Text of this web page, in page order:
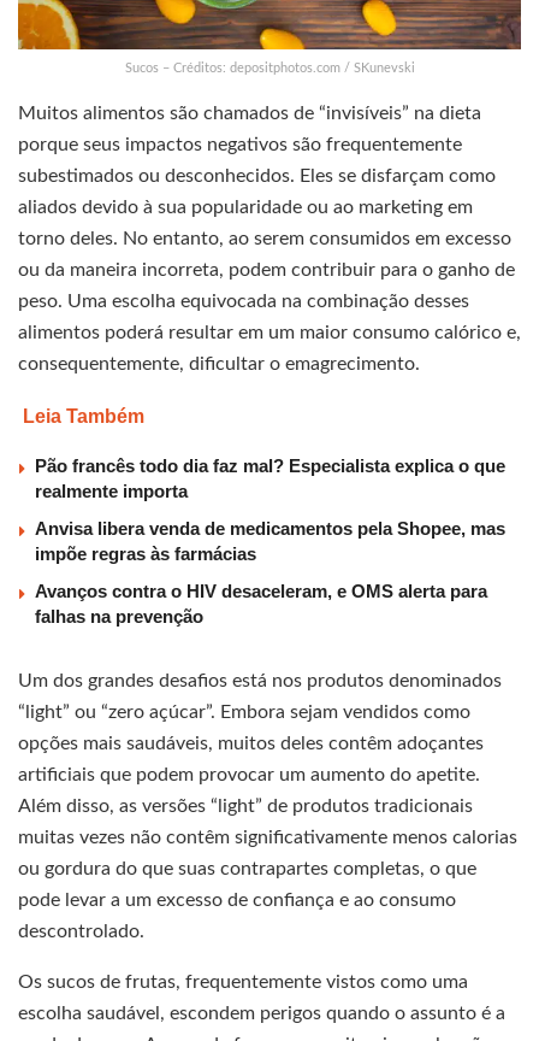
Sucos – Créditos: depositphotos.com / SKunevski
Muitos alimentos são chamados de “invisíveis” na dieta
porque seus impactos negativos são frequentemente
subestimados ou desconhecidos. Eles se disfarçam como
aliados devido à sua popularidade ou ao marketing em
torno deles. No entanto, ao serem consumidos em excesso
ou da maneira incorreta, podem contribuir para o ganho de
peso. Uma escolha equivocada na combinação desses
alimentos poderá resultar em um maior consumo calórico e,
consequentemente, dificultar o emagrecimento.
Leia Também
Pão francês todo dia faz mal? Especialista explica o que
realmente importa
Anvisa libera venda de medicamentos pela Shopee, mas
impõe regras às farmácias
Avanços contra o HIV desaceleram, e OMS alerta para
falhas na prevenção
Um dos grandes desafios está nos produtos denominados
“light” ou “zero açúcar”. Embora sejam vendidos como
opções mais saudáveis, muitos deles contêm adoçantes
artificiais que podem provocar um aumento do apetite.
Além disso, as versões “light” de produtos tradicionais
muitas vezes não contêm significativamente menos calorias
ou gordura do que suas contrapartes completas, o que
pode levar a um excesso de confiança e ao consumo
descontrolado.
Os sucos de frutas, frequentemente vistos como uma
escolha saudável, escondem perigos quando o assunto é a